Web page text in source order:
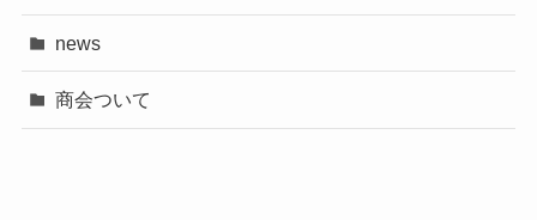
news
商会ついて